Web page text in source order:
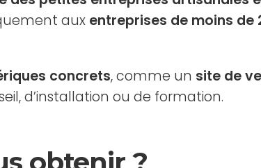
aux entreprises de moins de
concrets, comme un site de
d’installation ou de formation.